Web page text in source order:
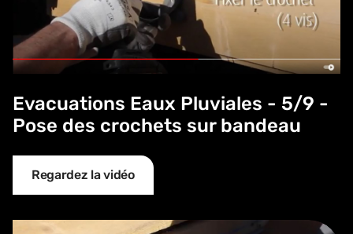
Evacuations Eaux Pluviales - 5/9 -
Pose des crochets sur bandeau
Regardez la vidéo
Evacuations Eaux Pluviales - 6/9 - Pose gouttière avec